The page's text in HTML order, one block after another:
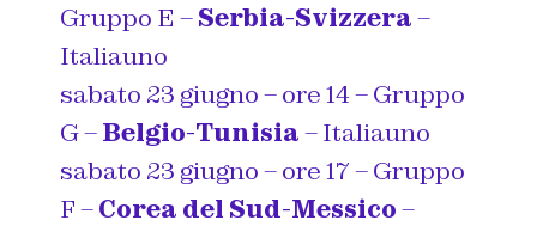
Gruppo E –Serbia-Svizzera–
Italiauno
sabato 23 giugno – ore 14 – Gruppo
G –Belgio-Tunisia– Italiauno
sabato 23 giugno – ore 17 – Gruppo
F –Corea del Sud-Messico–